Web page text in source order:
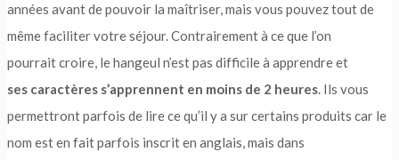
années avant de pouvoir la maîtriser, mais vous pouvez tout de
même faciliter votre séjour. Contrairement à ce que l’on
pourrait croire, le hangeul n’est pas difficile à apprendre et
ses caractères s’apprennent en moins de 2 heures. Ils vous
permettront parfois de lire ce qu’il y a sur certains produits car le
nom est en fait parfois inscrit en anglais, mais dans